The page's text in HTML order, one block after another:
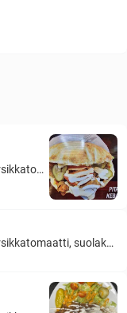
kaikkiin kebab-annoksiin kuuluu > salaatti, kirsikkatomaatti, suolakurkku, kastike, jogurttikastike
kaikkiin kebab-annoksiin kuuluu > salaatti, kirsikkatomaatti, suolakurkku, kastike, jogurttikastike